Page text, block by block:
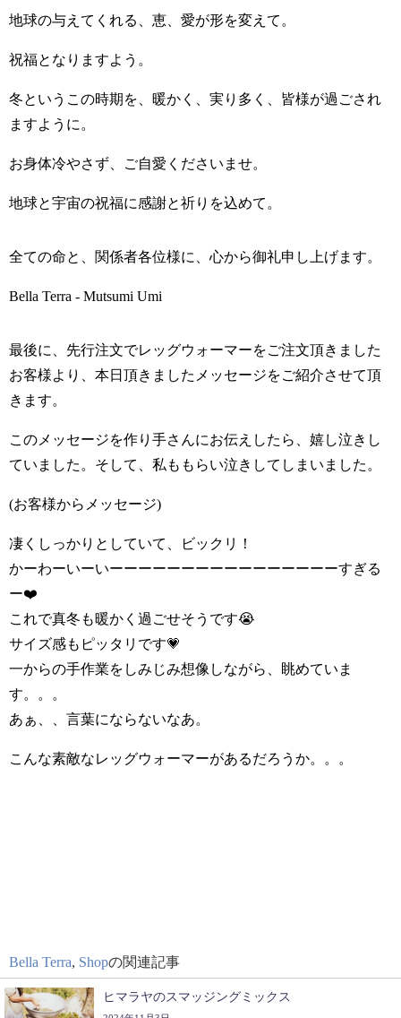
地球の与えてくれる、恵、愛が形を変えて。
祝福となりますよう。
冬というこの時期を、暖かく、実り多く、皆様が過ごされ
ますように。
お身体冷やさず、ご自愛くださいませ。
地球と宇宙の祝福に感謝と祈りを込めて。
全ての命と、関係者各位様に、心から御礼申し上げます。
Bella Terra - Mutsumi Umi
最後に、先行注文でレッグウォーマーをご注文頂きました
お客様より、本日頂きましたメッセージをご紹介させて頂
きます。
このメッセージを作り手さんにお伝えしたら、嬉し泣きし
ていました。そして、私ももらい泣きしてしまいました。
(お客様からメッセージ)
凄くしっかりとしていて、ビックリ！
かーわーいーいーーーーーーーーーーーーーーーーすぎる
ー❤️
これで真冬も暖かく過ごせそうです😭
サイズ感もピッタリです💗
一からの手作業をしみじみ想像しながら、眺めていま
す。。。
あぁ、、言葉にならないなあ。
こんな素敵なレッグウォーマーがあるだろうか。。。
Bella Terra, Shopの関連記事
ヒマラヤのスマッジングミックス